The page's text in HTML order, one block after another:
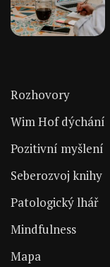
Rozhovory
Wim Hof dýchání
Pozitivní myšlení
Seberozvoj knihy
Patologický lhář
Mindfulness
Mapa